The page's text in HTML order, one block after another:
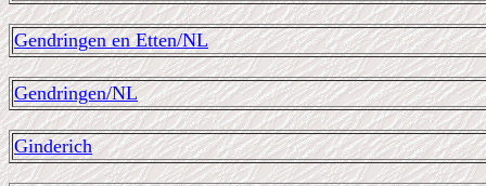
Gendringen en Etten/NL
Gendringen/NL
Ginderich